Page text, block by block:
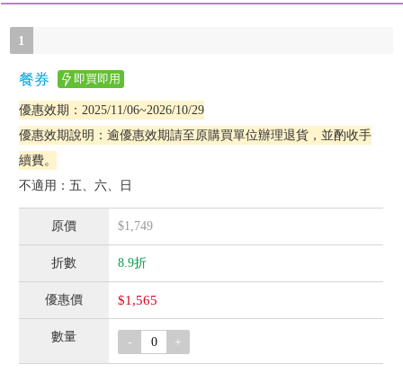
1
餐券 即買即用
優惠效期：2025/11/06~2026/10/29
優惠效期說明：逾優惠效期請至原購買單位辦理退貨，並酌收手
續費。
不適用： 五、六、日
$1,749
8.9折
$1,565
- +